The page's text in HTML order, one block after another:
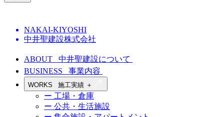
NAKAI-KIYOSHI
中井聖建設株式会社
ABOUT 中井聖建設について
BUSINESS 事業内容
WORKS 施工実績 ＋
ー 工場・倉庫
ー 公共・生活施設